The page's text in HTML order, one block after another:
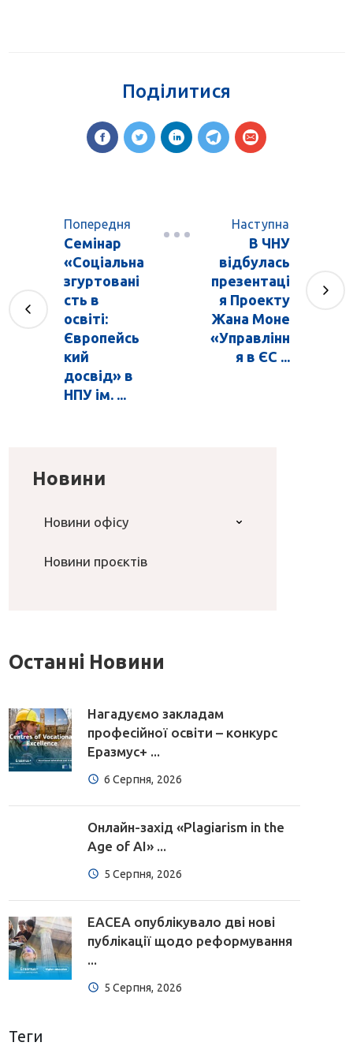
Поділитися
Попередня
Семінар
«Соціальна
згуртовані
сть в
освіті:
Європейсь
кий
досвід» в
НПУ ім. ...
Наступна
В ЧНУ
відбулась
презентаці
я Проекту
Жана Моне
«Управлінн
я в ЄС ...
Новини
Новини офісу
Новини проєктів
Останні Новини
Нагадуємо закладам
професійної освіти – конкурс
Еразмус+ ...
6 Серпня, 2026
Онлайн-захід «Plagiarism in the
Age of AI» ...
5 Серпня, 2026
EACEA опублікувало дві нові
публікації щодо реформування
...
5 Серпня, 2026
Теги